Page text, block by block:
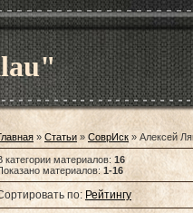
» Статьи » СоврИск » Алексей
категории материалов: 16
материалов:1-16
по: Рейтингу